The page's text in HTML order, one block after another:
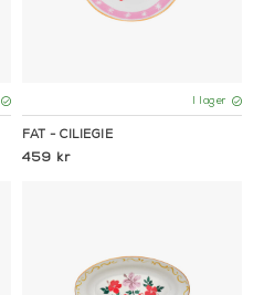
I lager
FAT - CILIEGIE
459 kr